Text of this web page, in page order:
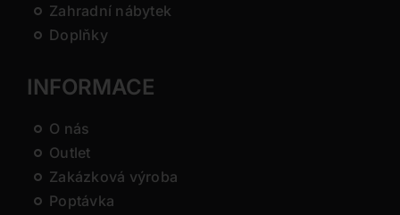
Zahradní nábytek
Doplňky
INFORMACE
O nás
Outlet
Zakázková výroba
Poptávka